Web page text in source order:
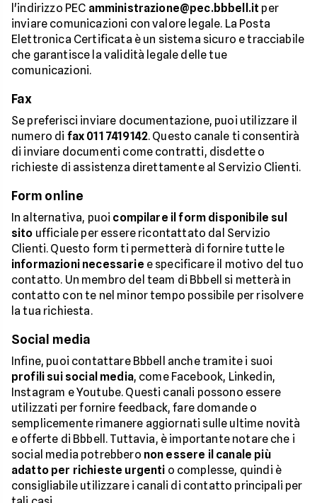
l'indirizzo PEC amministrazione@pec.bbbell.it per
inviare comunicazioni con valore legale. La Posta
Elettronica Certificata è un sistema sicuro e tracciabile
che garantisce la validità legale delle tue
comunicazioni.
Fax
Se preferisci inviare documentazione, puoi utilizzare il
numero di fax 011 7419142. Questo canale ti consentirà
di inviare documenti come contratti, disdette o
richieste di assistenza direttamente al Servizio Clienti.
Form online
In alternativa, puoi compilare il form disponibile sul
sito ufficiale per essere ricontattato dal Servizio
Clienti. Questo form ti permetterà di fornire tutte le
informazioni necessarie e specificare il motivo del tuo
contatto. Un membro del team di Bbbell si metterà in
contatto con te nel minor tempo possibile per risolvere
la tua richiesta.
Social media
Infine, puoi contattare Bbbell anche tramite i suoi
profili sui social media, come Facebook, Linkedin,
Instagram e Youtube. Questi canali possono essere
utilizzati per fornire feedback, fare domande o
semplicemente rimanere aggiornati sulle ultime novità
e offerte di Bbbell. Tuttavia, è importante notare che i
social media potrebbero non essere il canale più
adatto per richieste urgenti o complesse, quindi è
consigliabile utilizzare i canali di contatto principali per